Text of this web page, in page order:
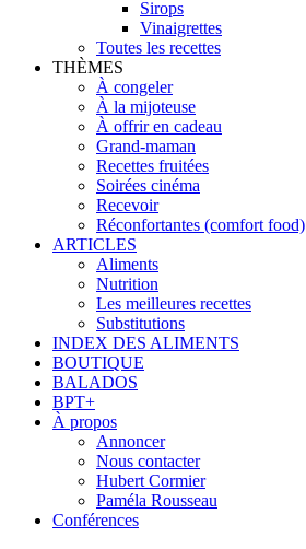
Sirops
Vinaigrettes
Toutes les recettes
THÈMES
À congeler
À la mijoteuse
À offrir en cadeau
Grand-maman
Recettes fruitées
Soirées cinéma
Recevoir
Réconfortantes (comfort food)
ARTICLES
Aliments
Nutrition
Les meilleures recettes
Substitutions
INDEX DES ALIMENTS
BOUTIQUE
BALADOS
BPT+
À propos
Annoncer
Nous contacter
Hubert Cormier
Paméla Rousseau
Conférences